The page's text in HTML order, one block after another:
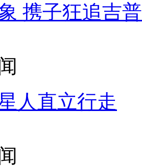
携子狂追吉
人直立行走